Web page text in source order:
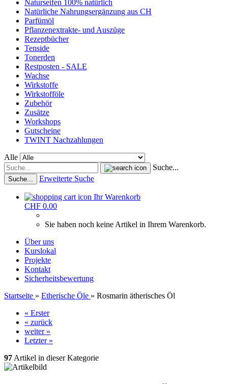
Naturseifen 100% natürlich
Natürliche Nahrungsergänzung aus CH
Parfümöl
Pflanzenextrakte- und Auszüge
Rezeptbücher
Tenside
Tonerden
Restposten - SALE
Wachse
Wirkstoffe
Wirkstofföle
Zubehör
Zusätze
Workshops
Gutscheine
TWINT Nachzahlungen
Alle
Suche...
Suche... Erweiterte Suche
Ihr Warenkorb
CHF 0.00
Sie haben noch keine Artikel in Ihrem Warenkorb.
Über uns
Kurslokal
Projekte
Kontakt
Sicherheitsbewertung
Startseite » Etherische Öle » Rosmarin ätherisches Öl
« Erster
« zurück
weiter »
Letzter »
97 Artikel in dieser Kategorie